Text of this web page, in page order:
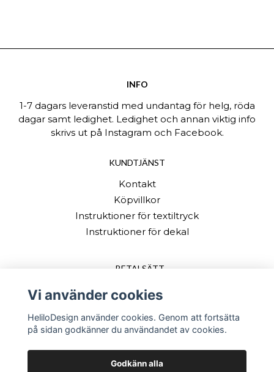
INFO
1-7 dagars leveranstid med undantag för helg, röda
dagar samt ledighet. Ledighet och annan viktig info
skrivs ut på Instagram och Facebook.
KUNDTJÄNST
Kontakt
Köpvillkor
Instruktioner för textiltryck
Instruktioner för dekal
BETALSÄTT
Vi använder cookies
HeliloDesign använder cookies. Genom att fortsätta
på sidan godkänner du användandet av cookies.
Godkänn alla